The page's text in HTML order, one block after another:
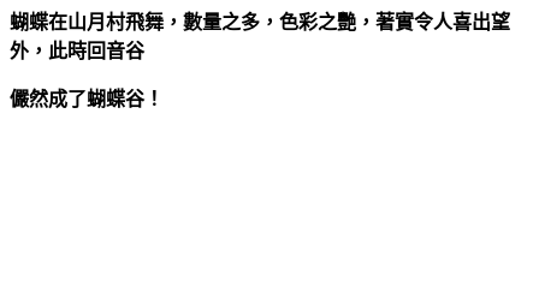
蝴蝶在山月村飛舞，數量之多，色彩之艷，著實令人喜出望
外，此時回音谷
儼然成了蝴蝶谷！